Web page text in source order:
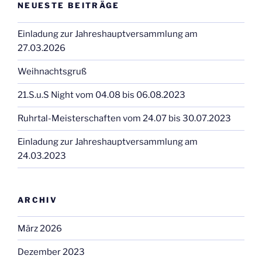
NEUESTE BEITRÄGE
Einladung zur Jahreshauptversammlung am
27.03.2026
Weihnachtsgruß
21.S.u.S Night vom 04.08 bis 06.08.2023
Ruhrtal-Meisterschaften vom 24.07 bis 30.07.2023
Einladung zur Jahreshauptversammlung am
24.03.2023
ARCHIV
März 2026
Dezember 2023